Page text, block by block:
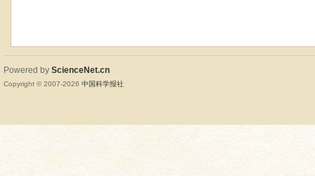
Powered by ScienceNet.cn
Copyright © 2007-2026 中国科学报社